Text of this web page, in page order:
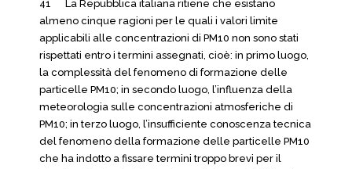
41 La Repubblica italiana ritiene che esistano
almeno cinque ragioni per le quali i valori limite
applicabili alle concentrazioni di PM10 non sono stati
rispettati entro i termini assegnati, cioè: in primo luogo,
la complessità del fenomeno di formazione delle
particelle PM10; in secondo luogo, l’influenza della
meteorologia sulle concentrazioni atmosferiche di
PM10; in terzo luogo, l’insufficiente conoscenza tecnica
del fenomeno della formazione delle particelle PM10
che ha indotto a fissare termini troppo brevi per il